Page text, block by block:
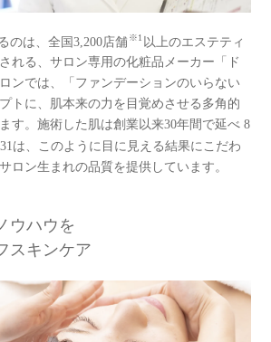
のは、全国3,200店舗 ※1 以上のエステティ
れる、サロン専用の化粧品メーカー「ド
ンでは、「ファンデーションのいらない
トに、肌本来の力を目覚めさせる多角的
す。施術した肌は創業以来30年間で延べ 8
は、このように目に見える結果にこだわ
ロン生まれの品質を提供しています。
ウハウを
スキンケア